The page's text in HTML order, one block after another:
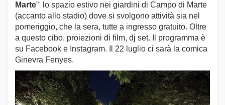
Marte” lo spazio estivo nei giardini di Campo di Marte
(accanto allo stadio) dove si svolgono attività sia nel
pomeriggio, che la sera, tutte a ingresso gratuito. Oltre
a questo cibo, proiezioni di film, dj set. Il programma è
su Facebook e Instagram. Il 22 luglio ci sarà la comica
Ginevra Fenyes.